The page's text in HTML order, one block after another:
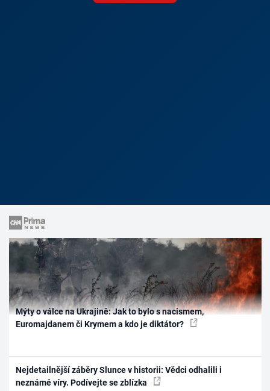
Mýty o válce na Ukrajině: Jak to bylo s nacismem,
Euromajdanem či Krymem a kdo je diktátor?
Nejdetailnější záběry Slunce v historii: Vědci odhalili i
neznámé víry. Podívejte se zblízka